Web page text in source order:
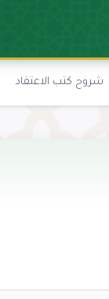
شروح كتب الاعتقاد